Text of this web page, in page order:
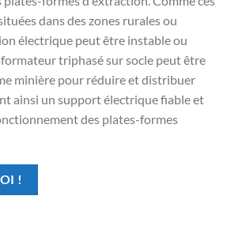
dans des zones rurales ou
électrique peut être instable ou
triphasé sur socle peut être
minière pour réduire et distribuer
ainsi un support électrique fiable et
des plates-formes
!